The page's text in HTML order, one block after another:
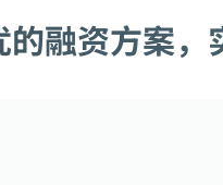
融资方案，